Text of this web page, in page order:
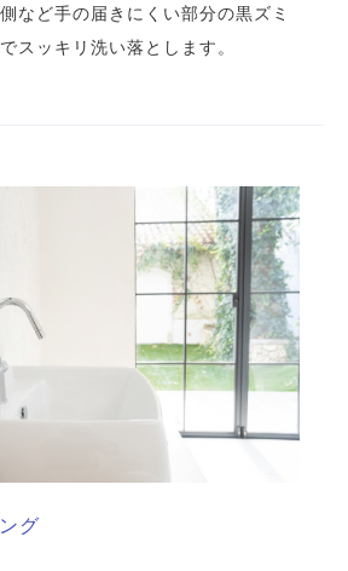
など手の届きにくい部分の黒ズミ
スッキリ洗い落とします。
グ